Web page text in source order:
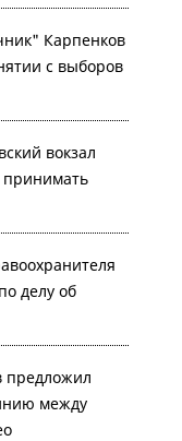
Карпенков
с выборов
вокзал
принимать
делу об
предложил
между